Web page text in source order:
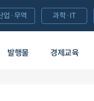
발행물 경제교육
업·무역 과학·IT